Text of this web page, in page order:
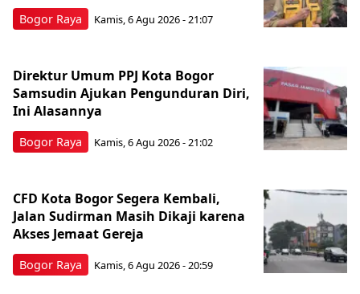
Bogor Raya Kamis, 6 Agu 2026 - 21:07
Bogor Raya
Direktur Umum PPJ Kota Bogor
Samsudin Ajukan Pengunduran Diri,
Ini Alasannya
Kamis, 6 Agu 2026 - 21:02
Bogor Raya
CFD Kota Bogor Segera Kembali,
Jalan Sudirman Masih Dikaji karena
Akses Jemaat Gereja
Kamis, 6 Agu 2026 - 20:59